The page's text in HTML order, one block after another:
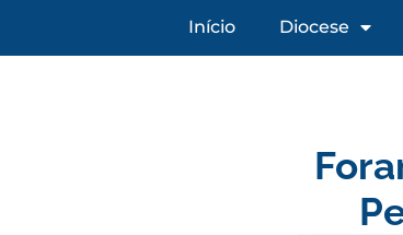
Início Diocese